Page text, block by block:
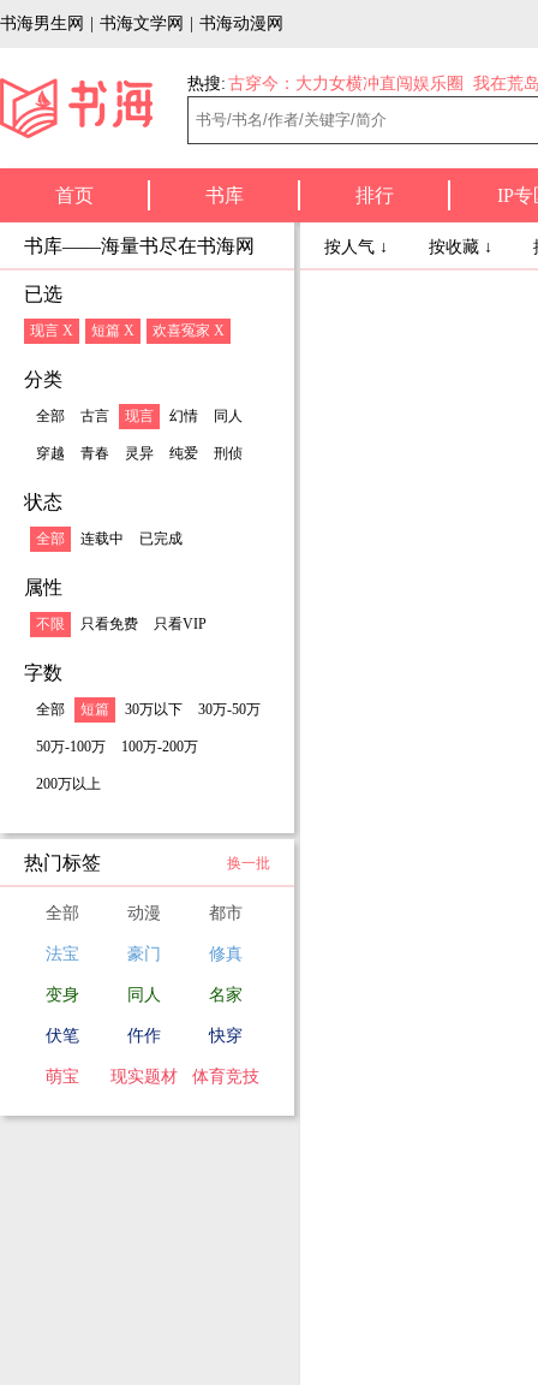
书海男生网 书海文学网 书海动漫网
热搜: 古穿今：大力女横冲直闯娱乐圈 我在荒
首页 书库 排行 IP专
书库——海量书尽在书海网
已选
现言 X 短篇 X 欢喜冤家 X
分类
全部 古言 现言 幻情 同人
穿越 青春 灵异 纯爱 刑侦
状态
全部 连载中 已完成
属性
不限 只看免费 只看VIP
字数
全部 短篇 30万以下 30万-50万
50万-100万 100万-200万
200万以上
热门标签 换一批
全部 动漫 都市
法宝 豪门 修真
变身 同人 名家
伏笔 仵作 快穿
萌宝 现实题材 体育竞技
按人气 ↓ 按收藏 ↓